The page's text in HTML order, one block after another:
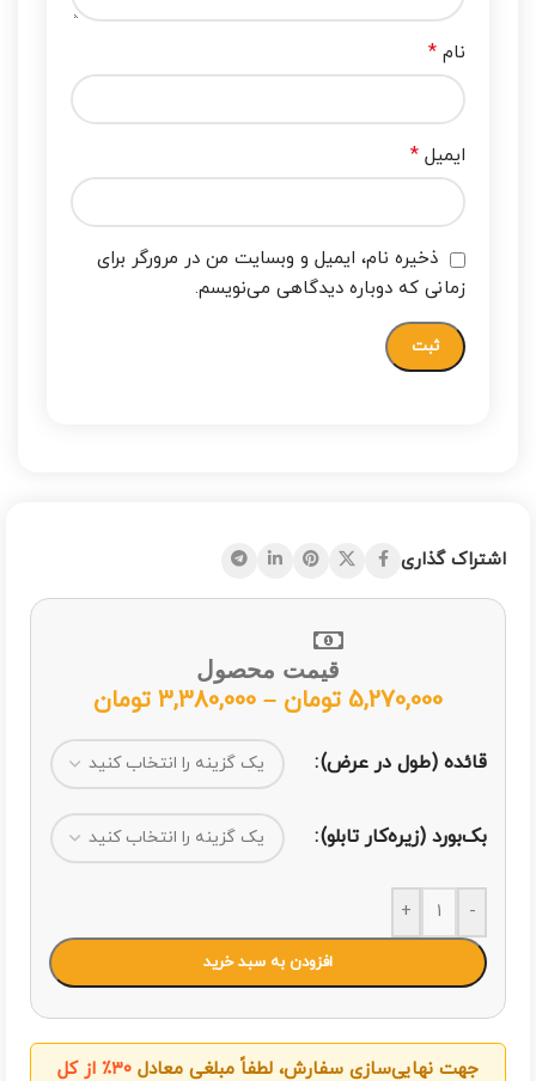
نام *
ایمیل *
ذخیره نام، ایمیل و وبسایت من در مرورگر برای
زمانی که دوباره دیدگاهی می‌نویسم.
اشتراک گذاری
قیمت محصول
5,270,000 تومان –
3,380,000 تومان
قائده (طول در عرض)
بک‌بورد (زیره‌کار تابلو)
-
+
افزودن به سبد خرید
جهت نهایی‌سازی سفارش، لطفاً مبلغی معادل
۳۰٪ از کل